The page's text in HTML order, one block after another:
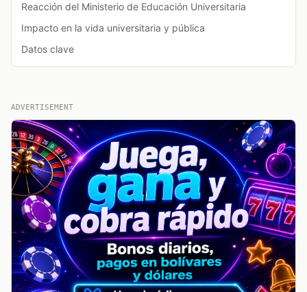
Reacción del Ministerio de Educación Universitaria
Impacto en la vida universitaria y pública
Datos clave
ADVERTISEMENT